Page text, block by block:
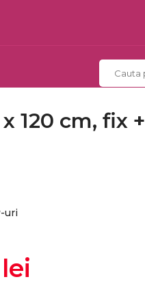
120 cm, fix
uri